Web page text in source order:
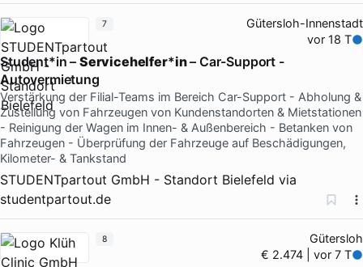
Gütersloh-Innenstadt
vor 18 T
Student*in – Servicehelfer*in– Car-Support -
Autovermietung
Verstärkung der Filial-Teams im Bereich Car-Support - Abholung &
Zustellung von Fahrzeugen von Kundenstandorten & Mietstationen
- Reinigung der Wagen im Innen- & Außenbereich - Betanken von
Fahrzeugen - Überprüfung der Fahrzeuge auf Beschädigungen,
Kilometer- & Tankstand
STUDENTpartout GmbH - Standort Bielefeld via
studentpartout.de
7
Gütersloh
€ 2.474 | vor 7 T
8